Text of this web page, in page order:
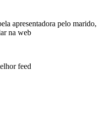
apresentadora pelo marido,
na web
feed